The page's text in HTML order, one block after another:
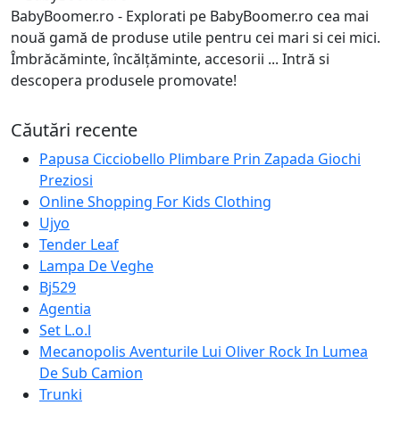
BabyBoomer.ro - Explorati pe BabyBoomer.ro cea mai
nouă gamă de produse utile pentru cei mari si cei mici.
Îmbrăcăminte, încălțăminte, accesorii ... Intră si
descopera produsele promovate!
Căutări recente
Papusa Cicciobello Plimbare Prin Zapada Giochi
Preziosi
Online Shopping For Kids Clothing
Ujyo
Tender Leaf
Lampa De Veghe
Bj529
Agentia
Set L.o.l
Mecanopolis Aventurile Lui Oliver Rock In Lumea
De Sub Camion
Trunki